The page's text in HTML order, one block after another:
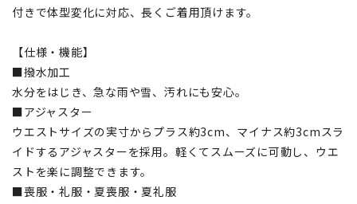
付きで体型変化に対応、長くご着用頂けます。
【仕様・機能】
■撥水加工
水分をはじき、急な雨や雪、汚れにも安心。
■アジャスター
ウエストサイズの実寸からプラス約3cm、マイナス約3cmスラ
イドするアジャスターを採用。軽くてスムーズに可動し、ウエ
ストを楽に調整できます。
■喪服・礼服・夏喪服・夏礼服